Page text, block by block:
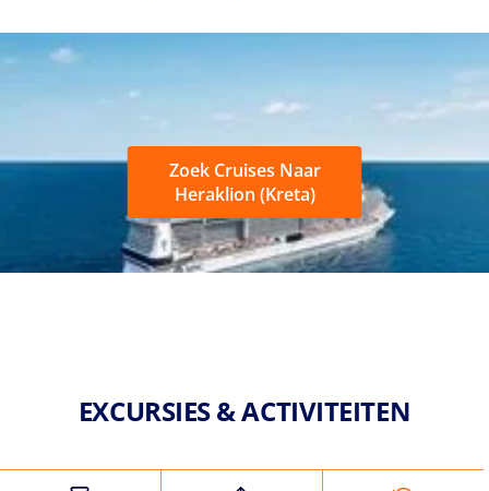
Zoek Cruises Naar
Heraklion (Kreta)
EXCURSIES & ACTIVITEITEN